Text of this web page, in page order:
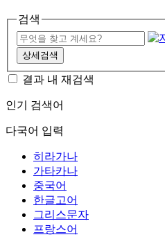
검색
상세검색
결과 내 재검색
인기 검색어
다국어 입력
히라가나
가타카나
중국어
한글고어
그리스문자
프랑스어